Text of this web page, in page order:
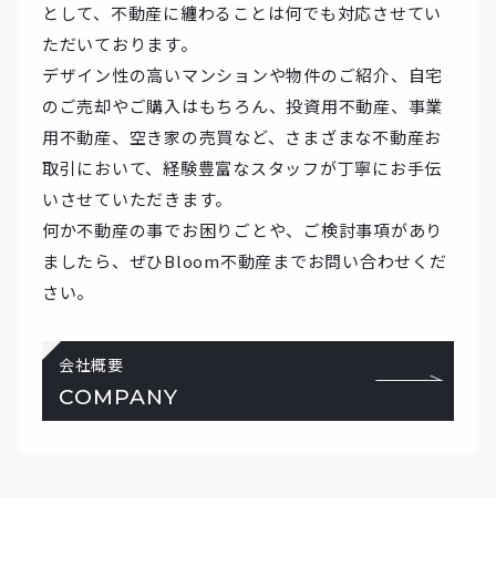
として、不動産に纏わることは何でも対応させてい
ただいております。
デザイン性の高いマンションや物件のご紹介、自宅
のご売却やご購入はもちろん、投資用不動産、事業
用不動産、空き家の売買など、さまざまな不動産お
取引において、経験豊富なスタッフが丁寧にお手伝
いさせていただきます。
何か不動産の事でお困りごとや、ご検討事項があり
ましたら、ぜひBloom不動産までお問い合わせくだ
さい。
会社概要
COMPANY